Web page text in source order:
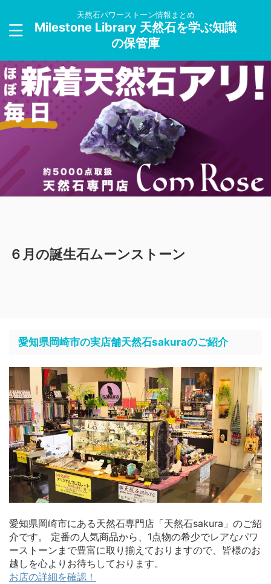
天然石パワーストーン情報まとめ
Milestone Library 天然石を学ぶ知識
の保管庫
６月の誕生石ムーンストーン
愛知県岡崎市の実店舗天然石sakuraのご紹介
愛知県岡崎市にある天然石専門店「天然石sakura」のご紹
介です。 定番の人気商品から、1点物の希少でレアなパワ
ーストーンまで豊富に取り揃えておりますので、皆様のお
越しを心よりお待ちしております。
お店の詳細を確認！